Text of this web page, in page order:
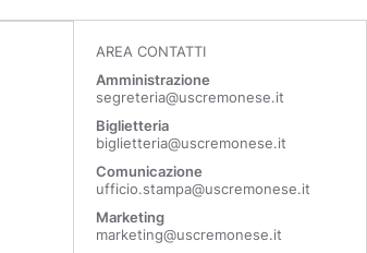
AREA CONTATTI
Amministrazione
segreteria@uscremonese.it
Biglietteria
biglietteria@uscremonese.it
Comunicazione
ufficio.stampa@uscremonese.it
Marketing
marketing@uscremonese.it